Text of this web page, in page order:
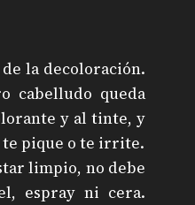
la decoloración.
cabelludo queda
y al tinte, y
te pique o te irrite.
limpio, no debe
espray ni cera.